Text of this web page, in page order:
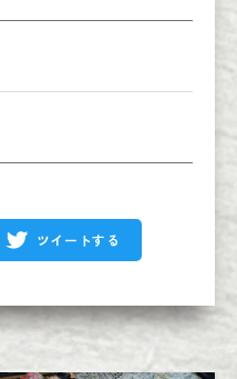
ツイートする